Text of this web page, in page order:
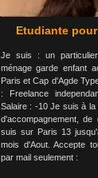
Etudiante
Je suis : un
ménage garde enfant
Paris et Cap d'Agde
: Freelance
Salaire : -10 Je suis à la
d'accompagnement,
suis sur Paris 13
mois d'Aout. Accepte
par mail seulement :